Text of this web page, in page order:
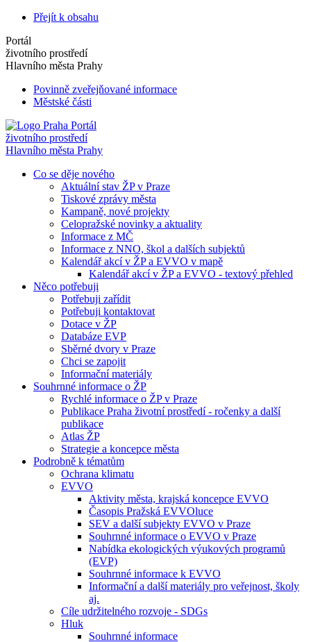
Přejít k obsahu
Portál
životního prostředí
Hlavního města Prahy
Povinně zveřejňované informace
Městské části
Portál
životního prostředí
Hlavního města Prahy
Co se děje nového
Aktuální stav ŽP v Praze
Tiskové zprávy města
Kampaně, nové projekty
Celopražské novinky a aktuality
Informace z MČ
Informace z NNO, škol a dalších subjektů
Kalendář akcí v ŽP a EVVO v mapě
Kalendář akcí v ŽP a EVVO - textový přehled
Něco potřebuji
Potřebuji zařídit
Potřebuji kontaktovat
Dotace v ŽP
Databáze EVP
Sběrné dvory v Praze
Chci se zapojit
Informační materiály
Souhrnné informace o ŽP
Rychlé informace o ŽP v Praze
Publikace Praha životní prostředí - ročenky a další
publikace
Atlas ŽP
Strategie a koncepce města
Podrobně k tématům
Ochrana klimatu
EVVO
Aktivity města, krajská koncepce EVVO
Časopis Pražská EVVOluce
SEV a další subjekty EVVO v Praze
Souhrnné informace o EVVO v Praze
Nabídka ekologických výukových programů
(EVP)
Souhrnné informace k EVVO
Informační a další materiály pro veřejnost, školy
aj.
Cíle udržitelného rozvoje - SDGs
Hluk
Souhrnné informace